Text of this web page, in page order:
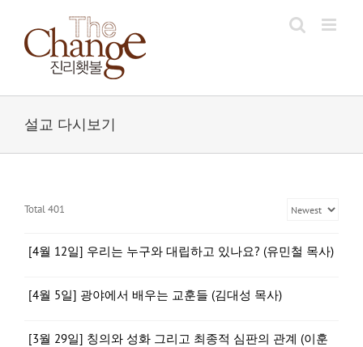
content
설교 다시보기
Total 401
[4월 12일] 우리는 누구와 대립하고 있나요? (유민철 목사)
[4월 5일] 광야에서 배우는 교훈들 (김대성 목사)
[3월 29일] 칭의와 성화 그리고 최종적 심판의 관계 (이훈